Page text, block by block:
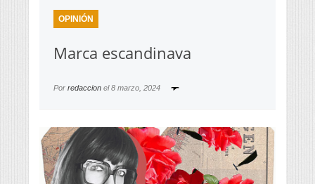
OPINIÓN
Marca escandinava
Por redaccion el8 marzo, 2024